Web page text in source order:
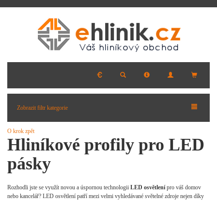
Zobrazit filtr kategorie
O krok zpět
Hliníkové profily pro LED
pásky
Rozhodli jste se využít novou a úspornou technologii LED osvětlenípro váš domov
nebo kancelář? LED osvětlení patří mezi velmi vyhledávané světelné zdroje nejen díky